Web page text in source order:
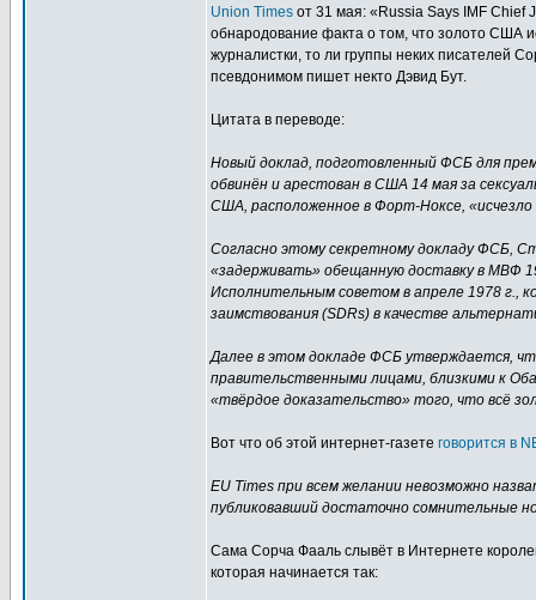
Union Times от 31 мая: «Russia Says IMF Chief
обнародование факта о том, что золото США
журналистки, то ли группы неких писателей
псевдонимом пишет некто Дэвид Бут.
Цитата в переводе:
Новый доклад, подготовленный ФСБ для
обвинён и арестован в США 14 мая за
США, расположенное в Форт-Ноксе,
Согласно этому секретному докладу ФСБ,
«задерживать» обещанную доставку в МВФ
Исполнительным советом в апреле 1978 г.,
заимствования (SDRs) в качестве
Далее в этом докладе ФСБ утверждается,
правительственными лицами, близкими к
«твёрдое доказательство» того, что всё
Вот что об этой интернет-газете говорится в
EU Times при всем желании невозможно
публиковавший достаточно сомнительные
Сама Сорча Фааль слывёт в Интернете
которая начинается так: